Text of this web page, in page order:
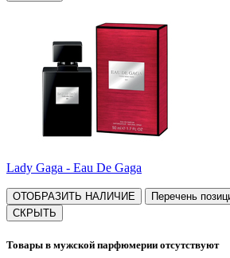
Lady Gaga - Eau De Gaga
ОТОБРАЗИТЬ НАЛИЧИЕ
Перечень
СКРЫТЬ
Товары в мужской парфюмерии отсутствуют